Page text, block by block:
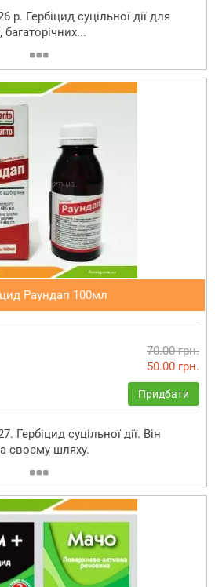
р. Гербіцид суцільної дії для
Раундап 100мл
70.00 грн.
50.00 грн.
Придбати
Гербіцид суцільної дії. Він
своєму шляху.